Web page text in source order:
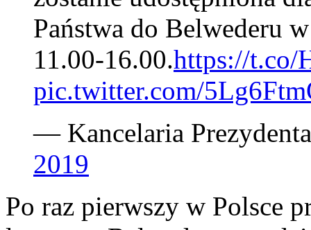
Państwa do Belwederu
11.00-16.00.https://t.co/
pic.twitter.com/
— Kancelaria
2019
Po raz pierwszy w Polsce